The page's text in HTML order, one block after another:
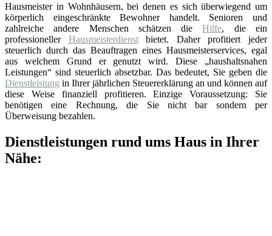
Hausmeister in Wohnhäusern, bei denen es sich überwiegend um
körperlich eingeschränkte Bewohner handelt. Senioren und
zahlreiche andere Menschen schätzen dieHilfe, die ein
professioneller Hausmeisterdienstbietet. Daher profitiert jeder
steuerlich durch das Beauftragen eines Hausmeisterservices, egal
aus welchem Grund er genutzt wird. Diese „haushaltsnahen
Leistungen“ sind steuerlich absetzbar. Das bedeutet, Sie geben die
Dienstleistung in Ihrer jährlichen Steuererklärung an und können auf
diese Weise finanziell profitieren. Einzige Voraussetzung: Sie
benötigen eine Rechnung, die Sie nicht bar sondern per
Überweisung bezahlen.
Dienstleistungen rund ums Haus in Ihrer
Nähe: